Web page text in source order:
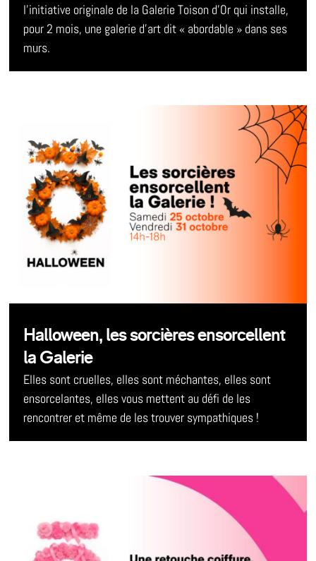
l’initiative originale de la Galerie Toison d’Or qui installe,
pour 2 mois, une galerie d’art dit « abordable » dans ses
murs.
Halloween, les sorcières ensorcellent
la Galerie
Elles sont cruelles, elles sont méchantes, elles sont
ensorcelantes, elles vous mettent au défi de les
rencontrer et même de les trouver sympathiques !